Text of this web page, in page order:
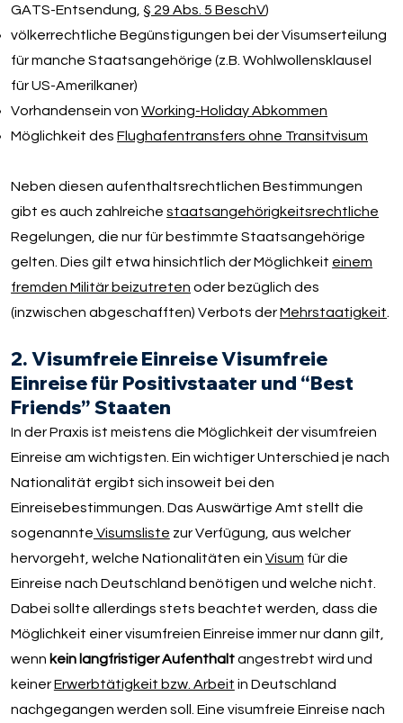
GATS-Entsendung,§ 29 Abs. 5 BeschV)
völkerrechtliche Begünstigungen bei der Visumserteilung
für manche Staatsangehörige (z.B. Wohlwollensklausel
für US-Amerilkaner)
Vorhandensein vonWorking-Holiday Abkommen
Möglichkeit desFlughafentransfers ohne Transitvisum
Neben diesen aufenthaltsrechtlichen Bestimmungen
gibt es auch zahlreichestaatsangehörigkeitsrechtliche
Regelungen, die nur für bestimmte Staatsangehörige
gelten. Dies gilt etwa hinsichtlich der Möglichkeit einem
fremden Militär beizutreten oder bezüglich des
(inzwischen abgeschafften) Verbots derMehrstaatigkeit
2. Visumfreie Einreise Visumfreie
Einreise für Positivstaater und “Best
Friends” Staaten
In der Praxis ist meistens die Möglichkeit der visumfreien
Einreise am wichtigsten. Ein wichtiger Unterschied je nach
Nationalität ergibt sich insoweit bei den
Einreisebestimmungen. Das Auswärtige Amt stellt die
sogenannte Visumsliste zur Verfügung, aus welcher
hervorgeht, welche Nationalitäten ein Visum für die
Einreise nach Deutschland benötigen und welche nicht.
Dabei sollte allerdings stets beachtet werden, dass die
Möglichkeit einer visumfreien Einreise immer nur dann gilt,
wenn kein langfristiger Aufenthaltangestrebt wird und
keinerErwerbtätigkeit bzw. Arbeit in Deutschland
nachgegangen werden soll. Eine visumfreie Einreise nach